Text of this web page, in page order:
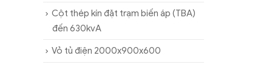
Cột thép kín đặt trạm biến áp (TBA)
đến 630kvA
Vỏ tủ điện 2000x900x600